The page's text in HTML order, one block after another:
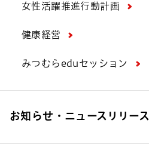
女性活躍推進行動計画
健康経営
みつむらeduセッション
お知らせ・ニュースリリース